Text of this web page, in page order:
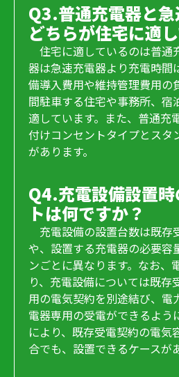
Q3.普通充電器と急
どちらが住宅に適
住宅に適しているのは普通
器は急速充電器より充電時間
備導入費用や維持管理費用の
間駐車する住宅や事務所、宿
適しています。また、普通充
付けコンセントタイプとスタ
があります。
Q4.充電設備設置
トは何ですか？
充電設備の設置台数は既存
や、設置する充電器の必要容
ンごとに異なります。なお、
り、充電設備については既存
用の電気契約を別途結び、電
電器専用の受電ができるよう
により、既存受電契約の電気
合でも、設置できるケースが